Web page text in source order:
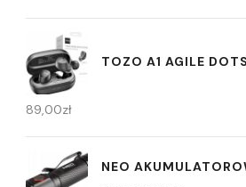
TOZO A1 AGILE
89,00zł
NEO